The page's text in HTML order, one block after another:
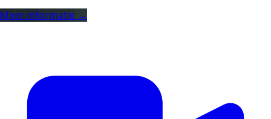
Meer informatie →